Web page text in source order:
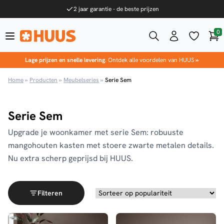
2 jaar garantie - de beste prijzen
0
Lage prijzen en snelle levering. Ontdek alle voordelen van HUUS»
Home» Producten » Meubelseries » Serie Sem
Serie Sem
Upgrade je woonkamer met serie Sem: robuuste
mangohouten kasten met stoere zwarte metalen details.
Nu extra scherp geprijsd bij HUUS.
Filteren